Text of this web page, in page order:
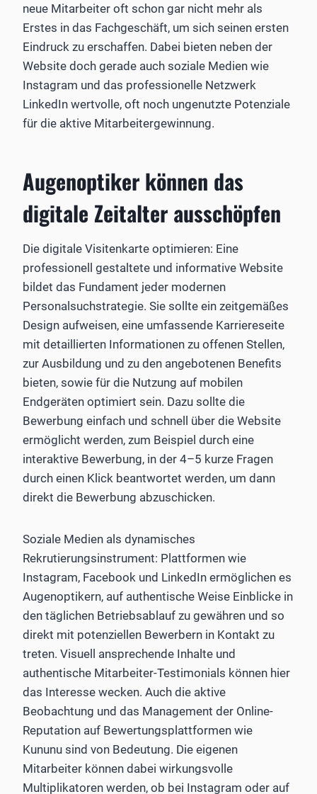
neue Mitarbeiter oft schon gar nicht mehr als
Erstes in das Fachgeschäft, um sich seinen ersten
Eindruck zu erschaffen. Dabei bieten neben der
Website doch gerade auch soziale Medien wie
Instagram und das professionelle Netzwerk
LinkedIn wertvolle, oft noch ungenutzte Potenziale
für die aktive Mitarbeitergewinnung.
Augenoptiker können das
digitale Zeitalter ausschöpfen
Die digitale Visitenkarte optimieren: Eine
professionell gestaltete und informative Website
bildet das Fundament jeder modernen
Personalsuchstrategie. Sie sollte ein zeitgemäßes
Design aufweisen, eine umfassende Karriereseite
mit detaillierten Informationen zu offenen Stellen,
zur Ausbildung und zu den angebotenen Benefits
bieten, sowie für die Nutzung auf mobilen
Endgeräten optimiert sein. Dazu sollte die
Bewerbung einfach und schnell über die Website
ermöglicht werden, zum Beispiel durch eine
interaktive Bewerbung, in der 4–5 kurze Fragen
durch einen Klick beantwortet werden, um dann
direkt die Bewerbung abzuschicken.
Soziale Medien als dynamisches
Rekrutierungsinstrument: Plattformen wie
Instagram, Facebook und LinkedIn ermöglichen es
Augenoptikern, auf authentische Weise Einblicke in
den täglichen Betriebsablauf zu gewähren und so
direkt mit potenziellen Bewerbern in Kontakt zu
treten. Visuell ansprechende Inhalte und
authentische Mitarbeiter-Testimonials können hier
das Interesse wecken. Auch die aktive
Beobachtung und das Management der Online-
Reputation auf Bewertungsplattformen wie
Kununu sind von Bedeutung. Die eigenen
Mitarbeiter können dabei wirkungsvolle
Multiplikatoren werden, ob bei Instagram oder auf